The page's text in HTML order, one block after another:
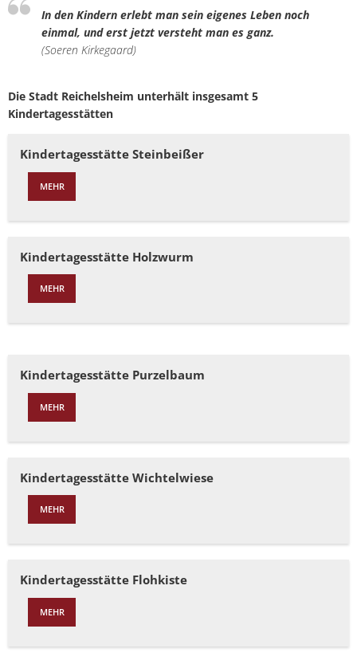
In den Kindern erlebt man sein eigenes Leben noch
einmal, und erst jetzt versteht man es ganz.
(Soeren Kirkegaard)
Die Stadt Reichelsheim unterhält insgesamt 5
Kindertagesstätten
Kindertagesstätte Steinbeißer
MEHR
Kindertagesstätte Holzwurm
MEHR
Kindertagesstätte Purzelbaum
MEHR
Kindertagesstätte Wichtelwiese
MEHR
Kindertagesstätte Flohkiste
MEHR